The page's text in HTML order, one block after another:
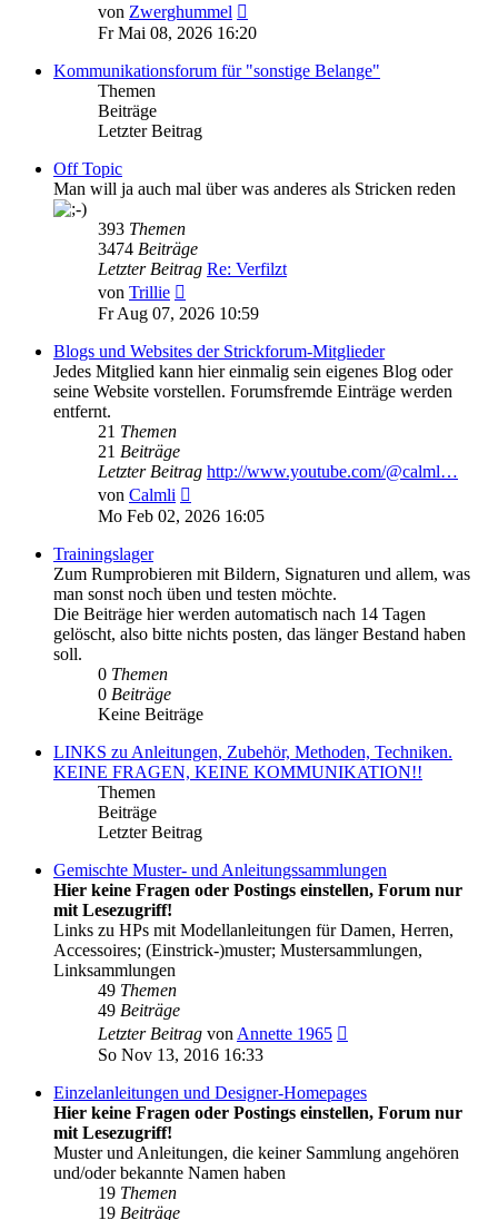
von Zwerghummel
Beitrag
Fr Mai 08, 2026 16:20
Kommunikationsforum für "sonstige Belange"
Themen
Beiträge
Letzter Beitrag
Off Topic
Man will ja auch mal über was anderes als Stricken reden
393 Themen
3474 Beiträge
Letzter Beitrag Re: Verfilzt
von Trillie
Beitrag
Fr Aug 07, 2026 10:59
Blogs und Websites der Strickforum-Mitglieder
Jedes Mitglied kann hier einmalig sein eigenes Blog oder
seine Website vorstellen. Forumsfremde Einträge werden
entfernt.
21 Themen
21 Beiträge
Letzter Beitrag http://www.youtube.com/@calml…
von Calmli
Beitrag
Mo Feb 02, 2026 16:05
Trainingslager
Zum Rumprobieren mit Bildern, Signaturen und allem, was
man sonst noch üben und testen möchte.
Die Beiträge hier werden automatisch nach 14 Tagen
gelöscht, also bitte nichts posten, das länger Bestand haben
soll.
0 Themen
0 Beiträge
Keine Beiträge
LINKS zu Anleitungen, Zubehör, Methoden, Techniken.
KEINE FRAGEN, KEINE KOMMUNIKATION!!
Themen
Beiträge
Letzter Beitrag
Gemischte Muster- und Anleitungssammlungen
Hier keine Fragen oder Postings einstellen, Forum nur
mit Lesezugriff!
Links zu HPs mit Modellanleitungen für Damen, Herren,
Accessoires; (Einstrick-)muster; Mustersammlungen,
Linksammlungen
49 Themen
49 Beiträge
Letzter Beitrag vonAnnette 1965
So Nov 13, 2016 16:33
Einzelanleitungen und Designer-Homepages
Hier keine Fragen oder Postings einstellen, Forum nur
mit Lesezugriff!
Muster und Anleitungen, die keiner Sammlung angehören
und/oder bekannte Namen haben
19 Themen
19 Beiträge